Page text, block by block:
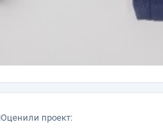
Оценили проект: